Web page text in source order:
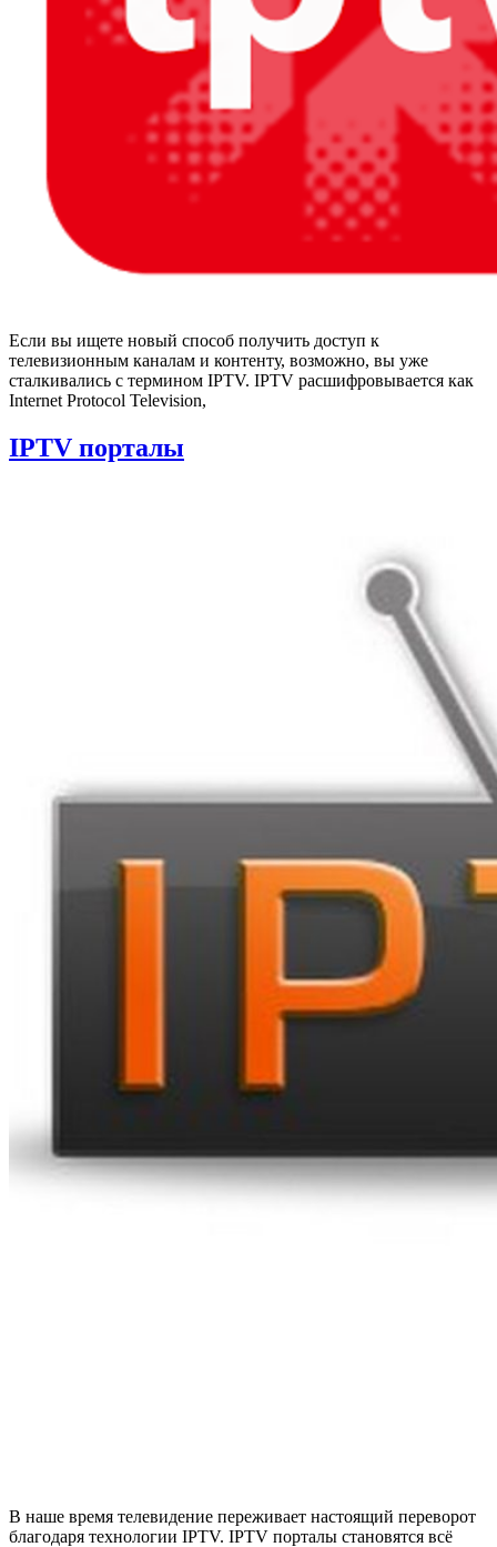
Если вы ищете новый способ получить доступ к
телевизионным каналам и контенту, возможно, вы уже
сталкивались с термином IPTV. IPTV расшифровывается как
Internet Protocol Television,
IPTV порталы
В наше время телевидение переживает настоящий переворот
благодаря технологии IPTV. IPTV порталы становятся всё